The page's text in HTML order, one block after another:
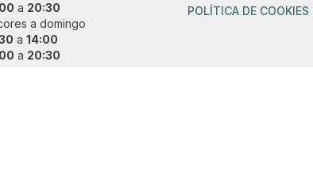
a 20:30
a domingo
a 14:00
a 20:30
POLÍTICA DE COOKIES